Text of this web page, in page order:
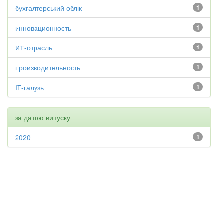
1
бухгалтерський облік
1
инновационность
1
ИТ-отрасль
1
производительность
1
ІТ-галузь
за датою випуску
1
2020